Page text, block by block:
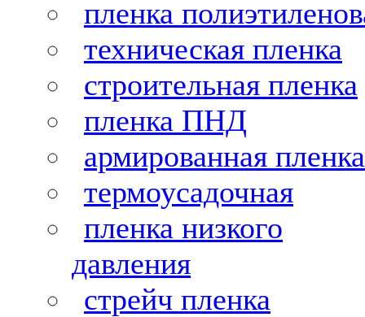
пленка
техническая пленка
строительная пленка
пленка ПНД
армированная пленка
термоусадочная
пленка низкого
давления
стрейч пленка